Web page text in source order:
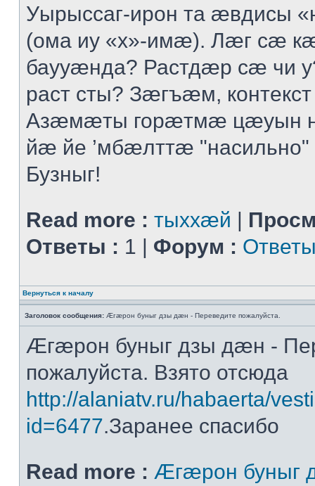
Уырыссаг-ирон та ӕвдисы
(ома иу «х»-имӕ). Лӕг сӕ
баууӕнда? Растдӕр сӕ чи
раст сты? Зӕгъӕм,
Азӕмӕты горӕтмӕ
йӕ йе ’мбӕлттӕ "насильно"
Бузныг!
Read more : тыххӕй |
Ответы : 1 | Форум :
Вернуться к началу
Заголовок сообщения: Æгæрон буныг дзы дæн - Переведите пожалуйста.
Æгæрон буныг дзы дæн -
пожалуйста. Взято отсюда
http://alaniatv.ru/habaerta/
id=6477.Заранее спасибо
Read more : Æгæрон буныг